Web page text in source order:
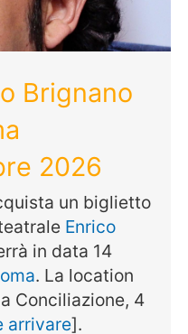
Brignano
2026
un biglietto
Enrico
in data 14
. La location
Conciliazione, 4
arrivare].